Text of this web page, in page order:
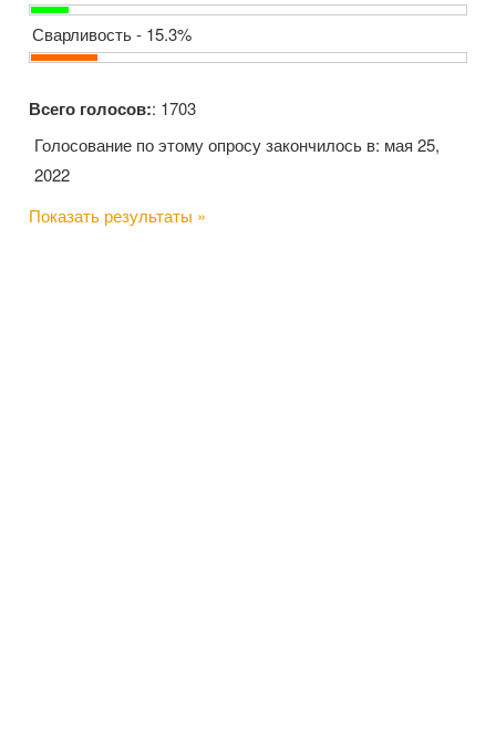
Сварливость - 15.3%
Всего голосов:: 1703
Голосование по этому опросу закончилось в: мая 25,
2022
Показать результаты »